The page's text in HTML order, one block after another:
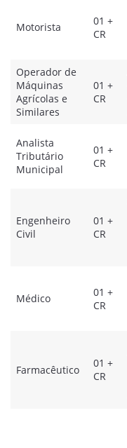
Motorista
01 +
CR
Operador de
Máquinas
Agrícolas e
Similares
01 +
CR
Analista
Tributário
Municipal
01 +
CR
Engenheiro
Civil
01 +
CR
Médico
01 +
CR
Farmacêutico
01 +
CR